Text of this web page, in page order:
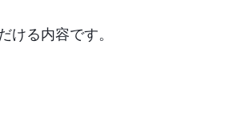
ける内容です。